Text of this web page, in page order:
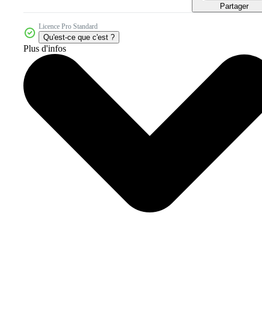
Partager
Licence Pro Standard
Qu'est-ce que c'est ?
Plus d'infos